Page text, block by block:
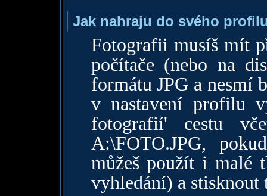
Jak nahraju do svého
Fotografii musíš mít
počítače (nebo na
formátu JPG a nesmí
v nastavení profilu
fotografií' cestu
A:\FOTO.JPG,
můžeš použít i malé
vyhledání) a